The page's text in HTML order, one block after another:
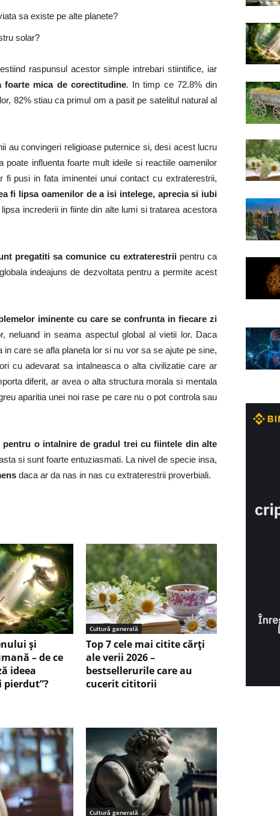
sa existe pe alte planete?
solar?
raspunsul acestor simple intrebari stiintifice, iar
foarte mica de corectitudine. In timp ce 72.8% din
82% stiau ca primul om a pasit pe satelitul natural al
au convingeri religioase puternice si, desi acest lucru
influenta foarte mult ideile si reactiile oamenilor
pusi in fata iminentei unui contact cu extraterestrii,
fi lipsa oamenilor de a isi intelege, aprecia si iubi
increderii in fiinte din alte lumi si tratarea acestora
pregatiti sa comunice cu extraterestriipentru ca
indeajuns de dezvoltata pentru a permite acest
iminente cu care se confrunta in fiecare zi
in seama aspectul global al vietii lor. Daca
care se afla planeta lor si nu vor sa se ajute pe sine,
cu adevarat sa intalneasca o alta civilizatie care ar
diferit, ar avea o alta structura morala si mentala
aparitia unei noi rase pe care nu o pot controla sau
o intalnire de gradul trei cu fiintele din alte
si sunt foarte entuziasmati. La nivel de specie insa,
daca ar da nas in nas cu extraterestrii proverbiali.
și
– de ce
ideea
pierdut”?
Cultură generală
Top 7 cele mai citite cărți
ale verii 2026 –
bestsellerurile care au
cucerit cititorii
Cultură generală